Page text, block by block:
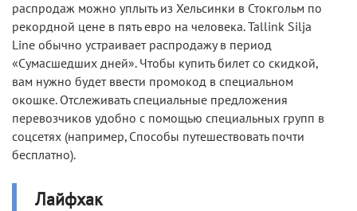
распродаж можно уплыть из Хельсинки в Стокгольм по
рекордной цене в пять евро на человека. Tallink Silja
Line обычно устраивает распродажу в период
«Сумасшедших дней». Чтобы купить билет со скидкой,
вам нужно будет ввести промокод в специальном
окошке. Отслеживать специальные предложения
перевозчиков удобно с помощью специальных групп в
соцсетях (например, Способы путешествовать почти
бесплатно).
Лайфхак